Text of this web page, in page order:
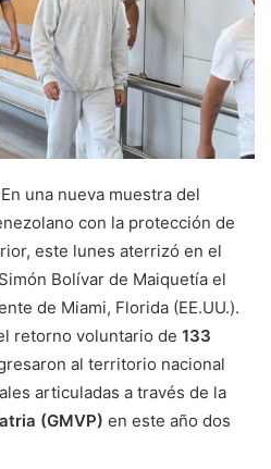
En una nueva muestra del
con la protección de
este lunes aterrizó en el
Bolívar de Maiquetía el
de Miami, Florida (EE.UU.).
retorno voluntario de 133
al territorio nacional
articuladas a través de la
(GMVP) en este año dos